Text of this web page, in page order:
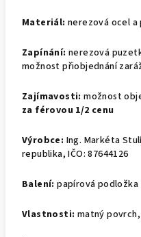
Materiál: nerezová ocel
Zapínání: nerezová
možnost přiobjednání
Zajímavosti:možnost
za férovou 1/2 cenu
Výrobce: Ing. Markéta
republika, IČO: 87644126
Balení: papírová podložka
Vlastnosti: matný